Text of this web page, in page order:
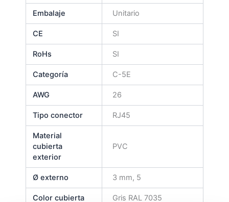
Embalaje Unitario
CE SI
RoHs SI
Categoría C-5E
AWG 26
Tipo conector RJ45
Material
cubierta
exterior
PVC
Ø externo 3 mm, 5
Color cubierta Gris RAL 7035